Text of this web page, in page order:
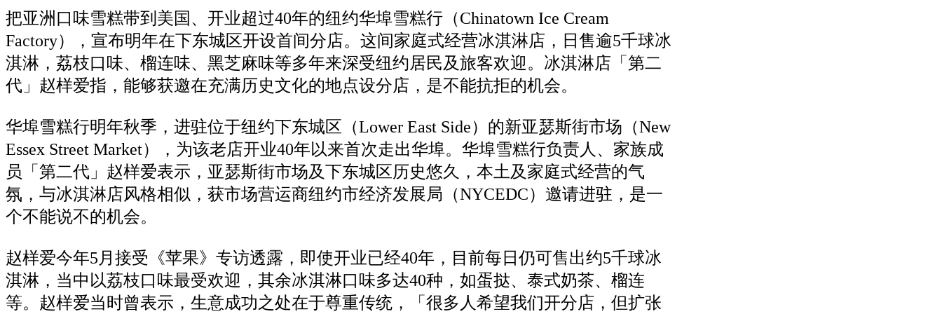
把亚洲口味雪糕带到美国、开业超过40年的纽约华埠雪糕行（Chinatown Ice Cream
Factory），宣布明年在下东城区开设首间分店。 这间家庭式经营冰淇淋店，日售逾5千球冰
淇淋 ，荔枝口味、榴连味、黑芝麻味等多年来深受纽约居民及旅客欢迎。 冰淇淋店「第二
代」赵样爱指，能够获邀在充满历史文化的地点设分店，是不能抗拒的机会。
华埠雪糕行明年秋季，进驻位于纽约下东城区（Lower East Side）的新亚瑟斯街市场（New
Essex Street Market），为该老店开业40年以来首次走出华埠。 华埠雪糕行负责人、家族成
员「第二代」赵样爱表示，亚瑟斯街市场及下东城区历史悠久，本土及家庭式经营的气
氛，与冰淇淋店风格相似，获市场营运商纽约市经济发展局（NYCEDC）邀请进驻，是一
个不能说不的机会。
赵样爱今年5月接受《苹果》专访透露，即使开业已经40年，目前每日仍可售出约5千球冰
淇淋 ，当中以荔枝口味最受欢迎，其余冰淇淋口味多达40种，如蛋挞、泰式奶茶、榴连
等。 赵样爱当时曾表示，生意成功之处在于尊重传统，「很多人希望我们开分店，但扩张